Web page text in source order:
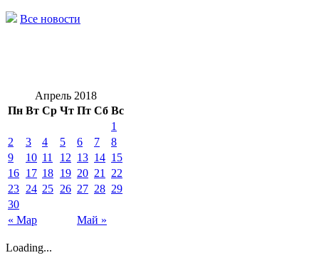
Все новости
Апрель 2018
Пн Вт Ср Чт Пт Сб Вс
« Мар Май »
1
2
3 4 5 6 7
8
9
10 11 12 13 14 15
16 17 18 19 20 21
22
23 24 25 26 27 28 29
30
Loading...